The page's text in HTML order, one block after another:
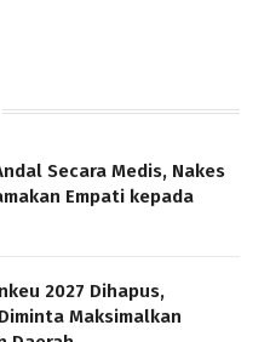
Secara Medis, Nakes
Empati kepada
2027 Dihapus,
Maksimalkan